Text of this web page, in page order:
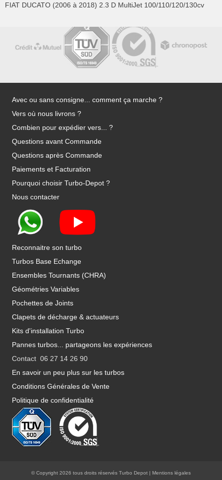
FIAT DUCATO (2006 à 2018) 2.3 D MultiJet 100/110/120/130cv
Avec ou sans consigne... comment ça marche ?
Vers où nous livrons ?
Combien pour expédier vers... ?
Questions avant Commande
Questions après Commande
Paiements et Facturation
Pourquoi choisir Turbo-Depot ?
Nous contacter
Reconnaitre son turbo
Turbos Base Echange
Ensembles Tournants (CHRA)
Géométries Variables
Pochettes de Joints
Clapets de décharge & actuateurs
Kits d'installation Turbo
Pannes turbos... partageons les expériences
Contact 06 27 14 26 90
En savoir un peu plus sur les turbos
Conditions Générales de Vente
Politique de confidentialité
© Copyright 2026 tous droits réservés Turbo Depot | Mentions légales